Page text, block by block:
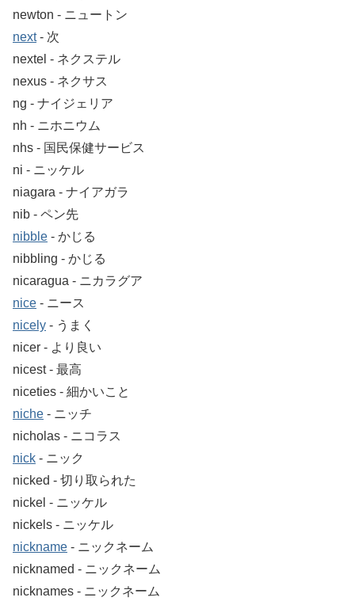
newton ‐ ニュートン
next‐ 次
nextel ‐ ネクステル
nexus ‐ ネクサス
ng ‐ ナイジェリア
nh ‐ ニホニウム
nhs ‐ 国民保健サービス
ni ‐ ニッケル
niagara ‐ ナイアガラ
nib ‐ ペン先
nibble ‐ かじる
nibbling ‐ かじる
nicaragua ‐ ニカラグア
nice ‐ ニース
nicely ‐ うまく
nicer ‐ より良い
nicest ‐ 最高
niceties ‐ 細かいこと
niche ‐ ニッチ
nicholas ‐ ニコラス
nick ‐ ニック
nicked ‐ 切り取られた
nickel ‐ ニッケル
nickels ‐ ニッケル
nickname ‐ ニックネーム
nicknamed ‐ ニックネーム
nicknames ‐ ニックネーム